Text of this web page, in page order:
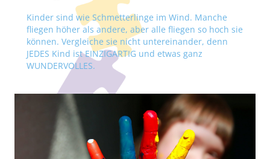
Kinder sind wie Schmetterlinge im Wind. Manche
fliegen höher als andere, aber alle fliegen so hoch sie
können. Vergleiche sie nicht untereinander, denn
JEDES Kind ist EINZIGARTIG und etwas ganz
WUNDERVOLLES.